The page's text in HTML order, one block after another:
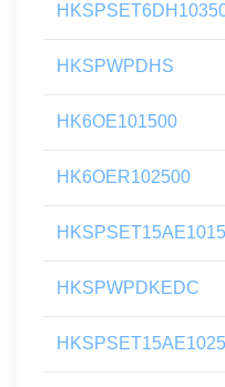
HKSPWPDHS
HK6OE101500
HK6OER102500
HKSPWPDKEDC